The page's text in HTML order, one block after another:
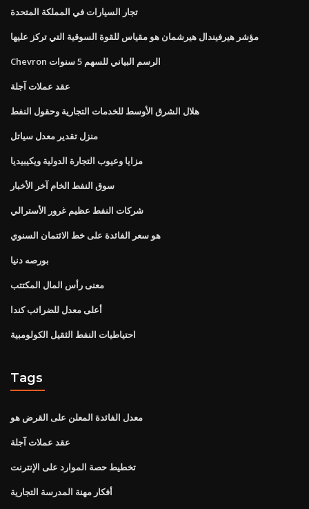
تجار السيارات في المملكة المتحدة
مؤشر هيرفيندال هيرشمان هو مقياس للقوة السوقية التي تركز عليها
Chevron الرسم البياني للسهم 5 سنوات
عقد عملات آجلة
هلال الشرق الأوسط للخدمات التجارية وحقول النفط
منزل تقدير معدل سياتل
مزايا وعيوب التجارة الدولية ويكيبيديا
سوق النفط الخام آخر الأخبار
شركات النفط عظيم غرور الأسترالي
هو سعر الفائدة على خط الائتمان السنوي
بورصه دنيا
معنى رأس المال المكتتب
أعلى معدل للضرائب كندا
احتياطيات النفط الثقيل الكولومبية
Tags
معدل الفائدة المعلن على القرض هو
عقد عملات آجلة
تخطيط حصة الموارد على الإنترنت
أفكار مهنة المدرسة التجارية